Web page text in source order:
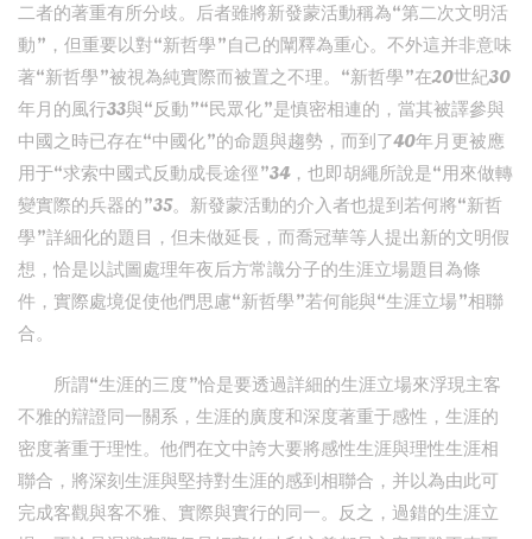
二者的著重有所分歧。后者雖將新發蒙活動稱為“第二次文明活
動”，但重要以對“新哲學”自己的闡釋為重心。不外這并非意味
著“新哲學”被視為純實際而被置之不理。“新哲學”在20世紀30
年月的風行33與“反動”“民眾化”是慎密相連的，當其被譯參與
中國之時已存在“中國化”的命題與趨勢，而到了40年月更被應
用于“求索中國式反動成長途徑”34，也即胡繩所說是“用來做轉
變實際的兵器的”35。新發蒙活動的介入者也提到若何將“新哲
學”詳細化的題目，但未做延長，而喬冠華等人提出新的文明假
想，恰是以試圖處理年夜后方常識分子的生涯立場題目為條
件，實際處境促使他們思慮“新哲學”若何能與“生涯立場”相聯
合。
所謂“生涯的三度”恰是要透過詳細的生涯立場來浮現主客
不雅的辯證同一關系，生涯的廣度和深度著重于感性，生涯的
密度著重于理性。他們在文中誇大要將感性生涯與理性生涯相
聯合，將深刻生涯與堅持對生涯的感到相聯合，并以為由此可
完成客觀與客不雅、實際與實行的同一。反之，過錯的生涯立